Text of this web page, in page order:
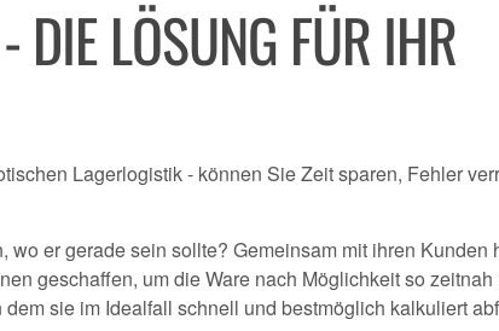
DIE LÖSUNG FÜR IHR
Lagerlogistik - können Sie Zeit sparen, Fehler
er gerade sein sollte? Gemeinsam mit ihren Kunden
geschaffen, um die Ware nach Möglichkeit so zeitnah
sie im Idealfall schnell und bestmöglich kalkuliert